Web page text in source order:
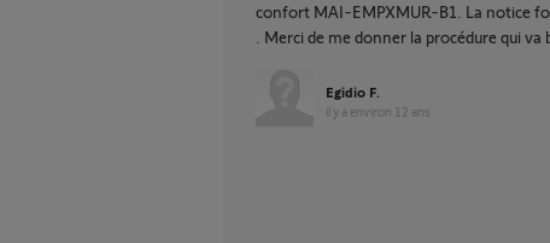
confort MAI-EMPXMUR-B1. La notice
. Merci de me donner la procédure qui va
Egidio F.
il y a environ 12 ans